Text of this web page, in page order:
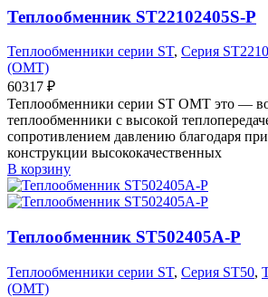
Теплообменник ST22102405S-P
Теплообменники серии ST, Серия ST2210
(OMT)
60317 ₽
Теплообменники серии ST OMT это —
теплообменники с высокой
сопротивлением давлению благодаря
конструкции высококачественных
В корзину
Теплообменник ST502405A-P
Теплообменники серии ST, Серия ST50,
(OMT)